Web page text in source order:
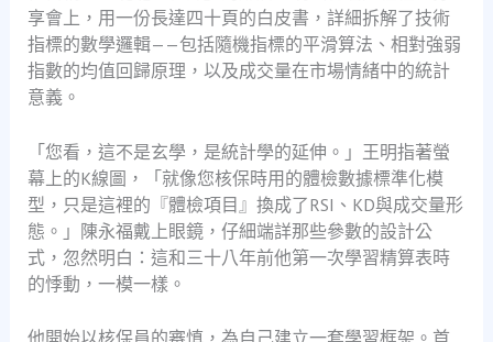
享會上，用一份長達四十頁的白皮書，詳細拆解了技術
指標的數學邏輯——包括隨機指標的平滑算法、相對強弱
指數的均值回歸原理，以及成交量在市場情緒中的統計
意義。
「您看，這不是玄學，是統計學的延伸。」王明指著螢
幕上的K線圖，「就像您核保時用的體檢數據標準化模
型，只是這裡的『體檢項目』換成了RSI、KD與成交量形
態。」陳永福戴上眼鏡，仔細端詳那些參數的設計公
式，忽然明白：這和三十八年前他第一次學習精算表時
的悸動，一模一樣。